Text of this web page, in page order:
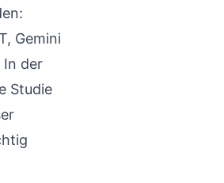
Gemini
In der
Studie